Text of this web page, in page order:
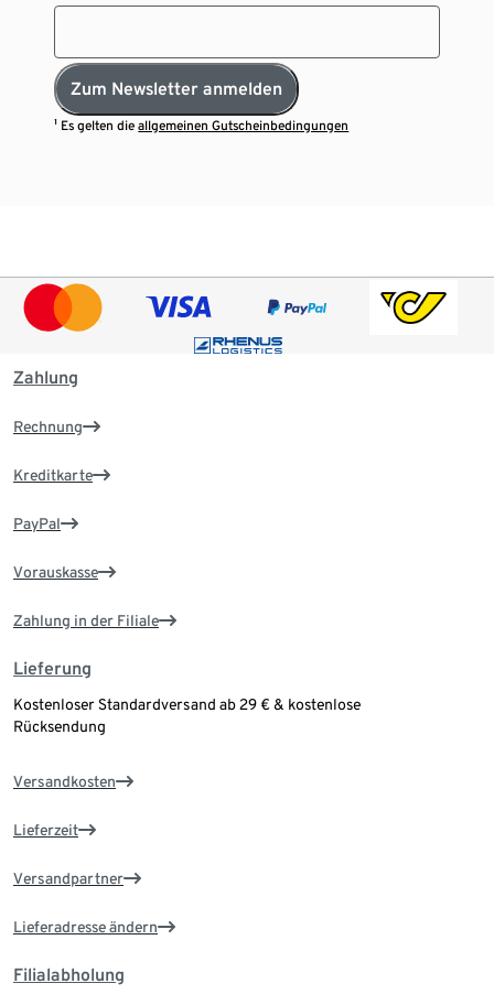
Zum Newsletter anmelden
¹ Es gelten dieallgemeinen Gutscheinbedingungen
Zahlung
Rechnung
Kreditkarte
PayPal
Vorauskasse
Zahlung in der Filiale
Lieferung
Kostenloser Standardversand ab 29 € & kostenlose
Rücksendung
Versandkosten
Lieferzeit
Versandpartner
Lieferadresse ändern
Filialabholung